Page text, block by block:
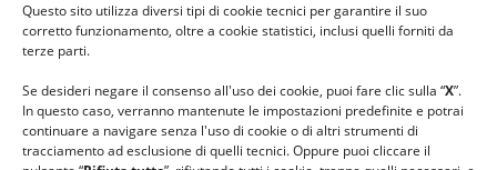
Questo sito utilizza diversi tipi di cookie tecnici per garantire il suo
corretto funzionamento, oltre a cookie statistici, inclusi quelli forniti da
terze parti.
Se desideri negare il consenso all'uso dei cookie, puoi fare clic sulla “X”.
In questo caso, verranno mantenute le impostazioni predefinite e potrai
continuare a navigare senza l'uso di cookie o di altri strumenti di
tracciamento ad esclusione di quelli tecnici. Oppure puoi cliccare il
#lanaterapia
#ilcaloredellempatia